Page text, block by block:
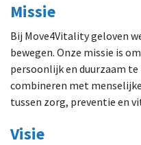
Missie
Bij Move4Vitality geloven
bewegen. Onze missie is
persoonlijk en duurzaam
combineren met
tussen zorg, preventie en
Visie